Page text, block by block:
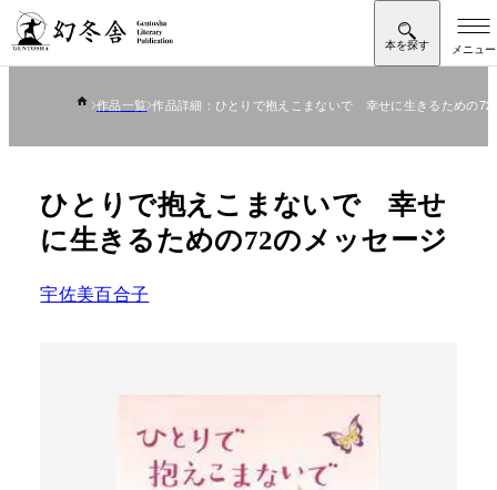
作品一覧 作品詳細：ひとりで抱えこまないで 幸せに生きるための72
ひとりで抱えこまないで 幸せ
に生きるための72のメッセージ
宇佐美百合子